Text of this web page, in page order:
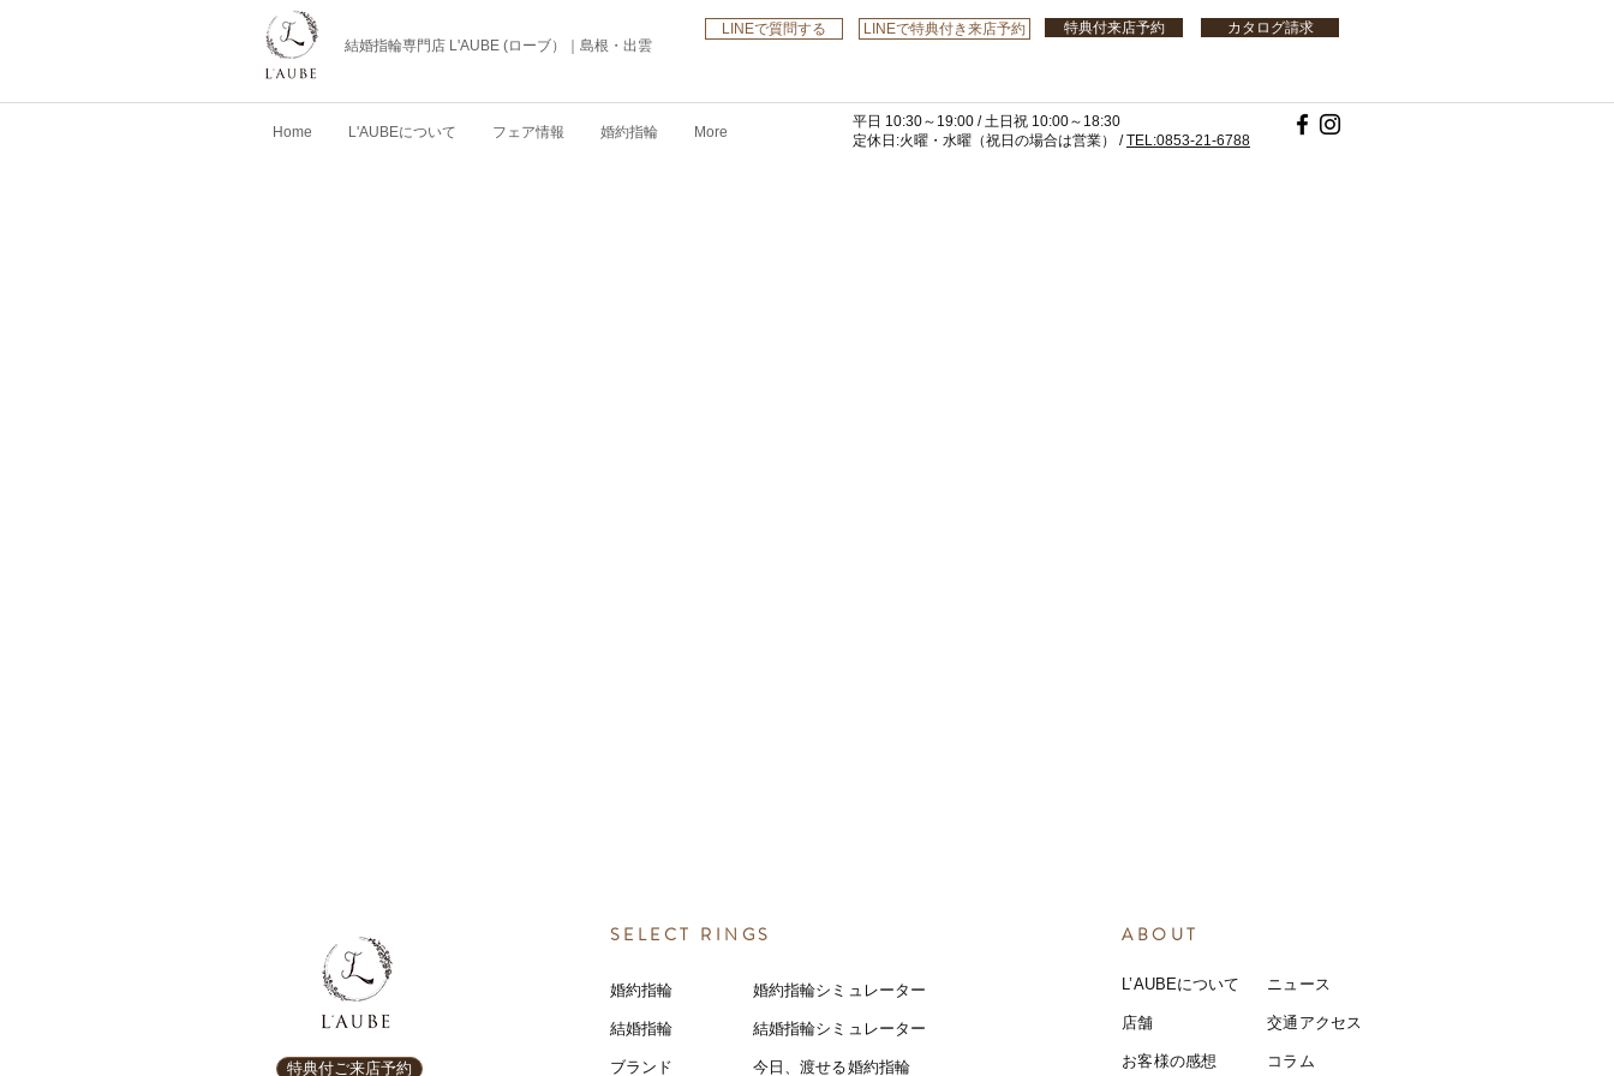
結婚指輪専門店 L'AUBE (ローブ）｜島根・出雲
LINEで質問する LINEで特典付き来店予約 特典付来店予約 カタログ請求
Home L'AUBEについて フェア情報 婚約指輪 More
平日 10:30～19:00 /土日祝 10:00～18:30
​定休日:火曜・水曜 （祝日の場合は営業） /TEL:0853-21-6788
特典付ご来店予約
SELECT RINGS
婚約指輪
結婚指輪
ブランド
婚約指輪シミュレーター
結婚指輪シミ ュ レーター
今日、渡せる婚約指輪
ABOUT
L’AUBEについて
店舗
お客様の感想
​ニュース
​交通アクセス
コラム